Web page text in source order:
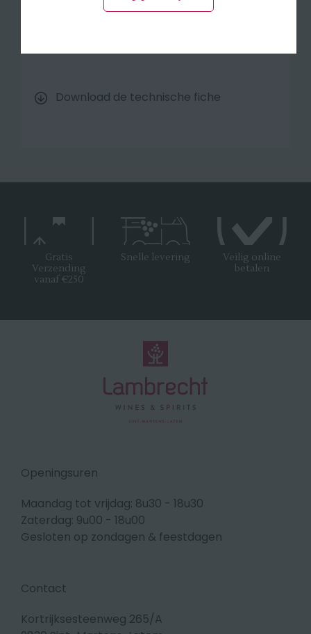
75 cl
Download de technische fiche
Gratis
Verzending
vanaf €250
Snelle levering
Veilig online
betalen
Openingsuren
Maandag tot vrijdag: 8u30 - 18u30
Zaterdag: 9u00 - 18u00
Gesloten op zondagen & feestdagen
Contact
Kortrijksesteenweg 265/A